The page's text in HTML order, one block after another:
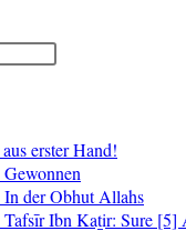
erster Hand!
In der Obhut Allahs
Tafsīr Ibn Kaṯir: Sure [5]